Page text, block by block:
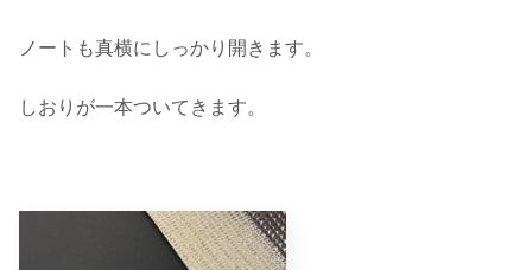
ノートも真横にしっかり開きます。
しおりが一本ついてきます。